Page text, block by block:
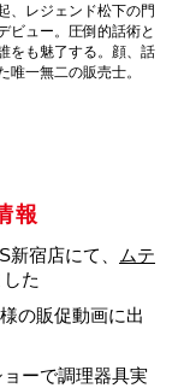
、レジェンド松下の門
ビュー。圧倒的話術と
をも魅了する。顔、話
唯一無二の販売士。
報
宿店にて、
ムテ
た
の販促動画に出
ーで調理器具実